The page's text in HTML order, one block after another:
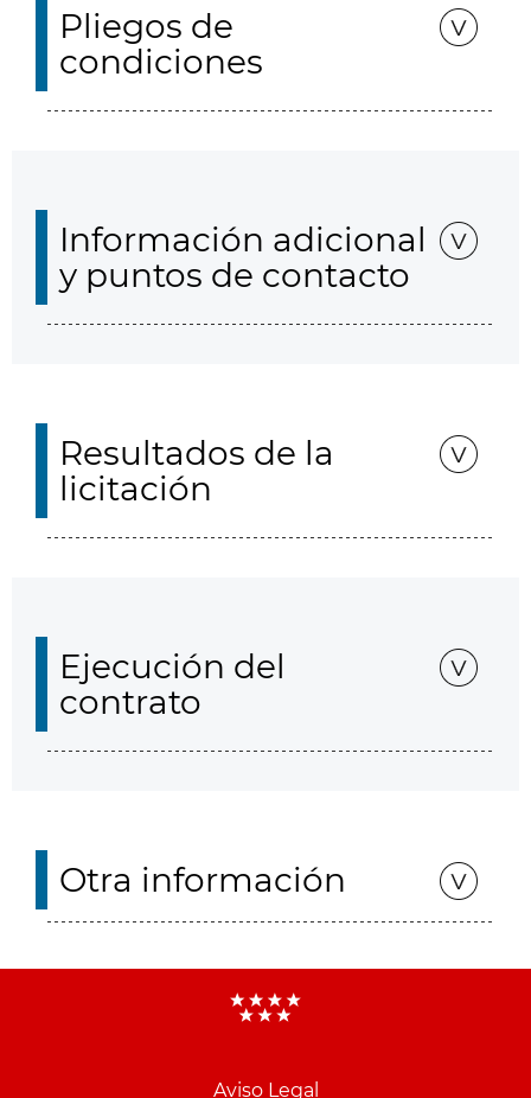
Pliegos de
condiciones
Información adicional
y puntos de contacto
Resultados de la
licitación
Ejecución del
contrato
Otra información
Aviso Legal